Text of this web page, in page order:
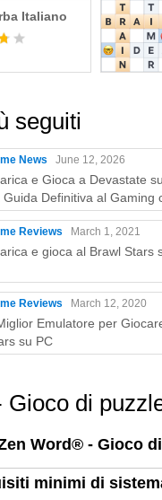
Italiano
seguiti
News June 12, 2026
e Gioca a Devastate
Guida Definitiva al Gaming
Play
Reviews March 1, 2021
e gioca al Brawl Stars
Reviews March 12, 2020
Emulatore per
su PC
di
Word® - Gioco
minimi di